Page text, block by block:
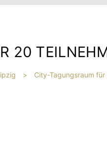
20
> City-Tagungsraum